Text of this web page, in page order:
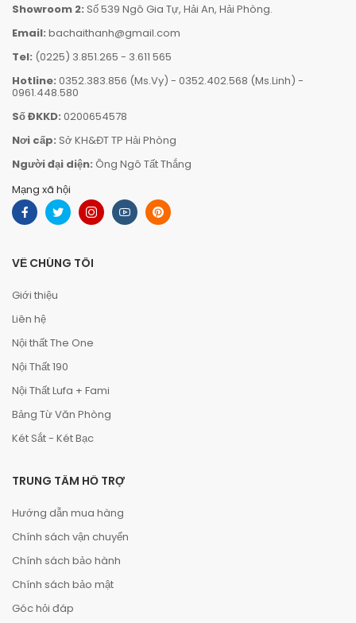
Showroom 2: Số 539 Ngô Gia Tự, Hải An, Hải Phòng.
Email: bachaithanh@gmail.com
Tel: (0225) 3.851.265 - 3.611 565
Hotline: 0352.383.856 (Ms.Vy) - 0352.402.568 (Ms.Linh) -
0961.448.580
Số ĐKKD: 0200654578
Nơi cấp: Sở KH&ĐT TP Hải Phòng
Người đại diện: Ông Ngô Tất Thắng
Mạng xã hội
VỀ CHÚNG TÔI
Giới thiệu
Liên hệ
Nội thất The One
Nội Thất 190
Nội Thất Lufa + Fami
Bảng Từ Văn Phòng
Két Sắt - Két Bạc
TRUNG TÂM HỖ TRỢ
Hướng dẫn mua hàng
Chính sách vận chuyển
Chính sách bảo hành
Chính sách bảo mật
Góc hỏi đáp